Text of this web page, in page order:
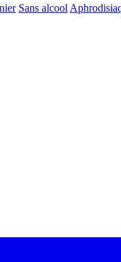
Sans alcool